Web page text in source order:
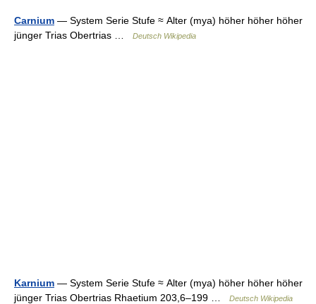
Carnium — System Serie Stufe ≈ Alter (mya) höher höher höher
jünger Trias Obertrias …
Deutsch Wikipedia
Karnium — System Serie Stufe ≈ Alter (mya) höher höher höher
jünger Trias Obertrias Rhaetium 203,6–199 …
Deutsch Wikipedia